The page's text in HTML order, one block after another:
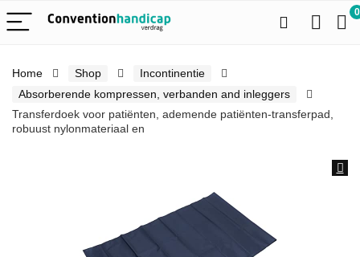
0
Home Shop
Incontinentie
Absorberende kompressen, verbanden and inleggers
Transferdoek voor patiënten, ademende patiënten-transferpad,
robuust nylonmateriaal en